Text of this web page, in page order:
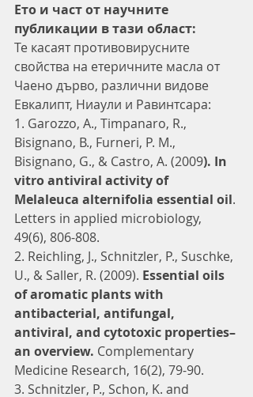
Ето и част от научните
публикации в тази област:
Те касаят противовирусните
свойства на етеричните масла от
Чаено дърво, различни видове
Евкалипт, Ниаули и Равинтсара:
1. Garozzo, A., Timpanaro, R.,
Bisignano, B., Furneri, P. M.,
Bisignano, G., & Castro, A. (2009). In
vitro antiviral activity of
Melaleuca alternifolia essential oil.
Letters in applied microbiology,
49(6), 806-808.
2. Reichling, J., Schnitzler, P., Suschke,
U., & Saller, R. (2009). Essential oils
of aromatic plants with
antibacterial, antifungal,
antiviral, and cytotoxic properties–
an overview. Complementary
Medicine Research, 16(2), 79-90.
3. Schnitzler, P., Schon, K. and